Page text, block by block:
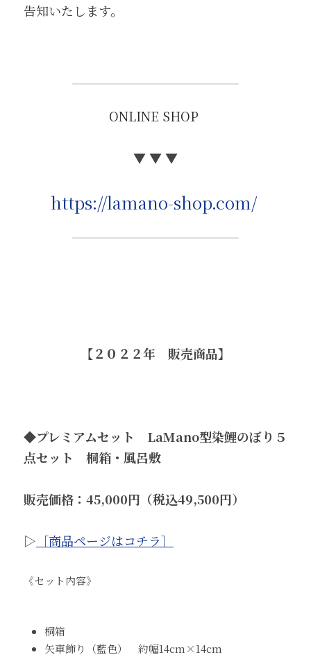
告知いたします。
ONLINE SHOP
▼ ▼ ▼
https://lamano-shop.com/
【２０２２年　販売商品】
◆プレミアムセット　LaMano型染鯉のぼり５
点セット　桐箱・風呂敷
販売価格：45,000円（税込49,500円）
▷ ［商品ページはコチラ］
《セット内容》
桐箱
矢車飾り（藍色）　約幅14cm×14cm